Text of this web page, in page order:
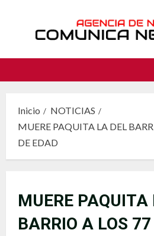
contenido
Inicio
NOTICIAS
MUERE PAQUITA LA DEL
DE EDAD
MUERE PAQUITA
BARRIO A LOS